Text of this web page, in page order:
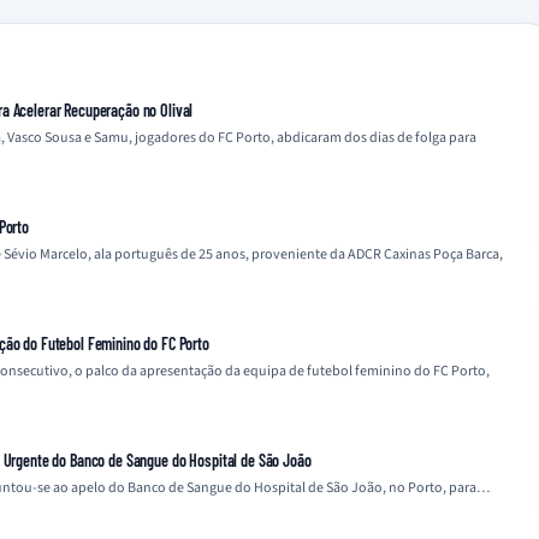
Acelerar Recuperação no Olival
Sousa e Samu, jogadores do FC Porto, abdicaram dos dias de folga para
Marcelo, ala português de 25 anos, proveniente da ADCR Caxinas Poça Barca,
do Futebol Feminino do FC Porto
o palco da apresentação da equipa de futebol feminino do FC Porto,
do Banco de Sangue do Hospital de São João
se ao apelo do Banco de Sangue do Hospital de São João, no Porto, para…